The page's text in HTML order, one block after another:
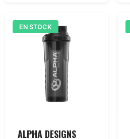
EN STOCK
ALPHA DESIGNS